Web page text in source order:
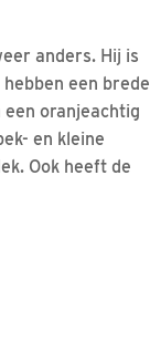
anders. Hij is
een brede
oranjeachtig
en kleine
Ook heeft de